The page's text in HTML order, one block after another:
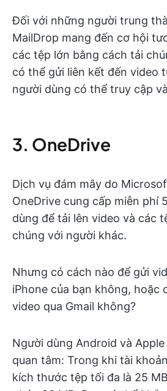
Đối với những người trung
MailDrop mang đến cơ hội
các tệp lớn bằng cách tải
có thể gửi liên kết đến video
người dùng có thể truy cập
3. OneDrive
Dịch vụ đám mây do
OneDrive cung cấp miễn phí
dùng để tải lên video và các
chúng với người khác.
Nhưng có cách nào để gửi
iPhone của bạn không, hoặc
video qua Gmail không?
Người dùng Android và
quan tâm: Trong khi tài
kích thước tệp tối đa là 25